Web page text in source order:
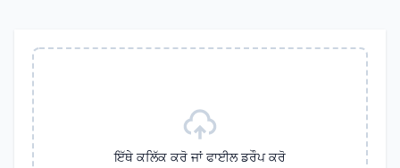
ਇੱਥੇ ਕਲਿੱਕ ਕਰੋ ਜਾਂ ਫਾਈਲ ਡਰੌਪ ਕਰੋ